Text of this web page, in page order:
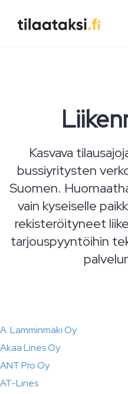
Kasvava
bussiyritysten
Suomen.
vain kyseiselle
rekisteröityneet
tarjouspyyntöihin
A. Lamminmäki Oy
Akaa Lines Oy
ANT Pro Oy
AT-Lines